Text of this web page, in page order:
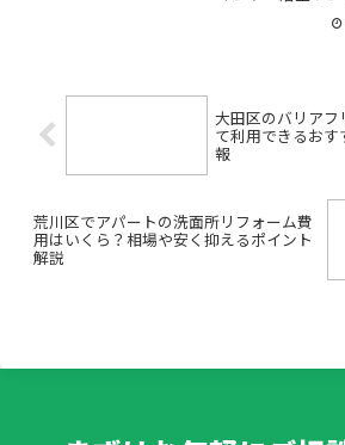
けれど、保証が
「予算に限りが
大田区のバリアフ
て利用できるお
報
荒川区でアパートの洗面所リフォーム費
用はいくら？相場や安く抑えるポイント
解説